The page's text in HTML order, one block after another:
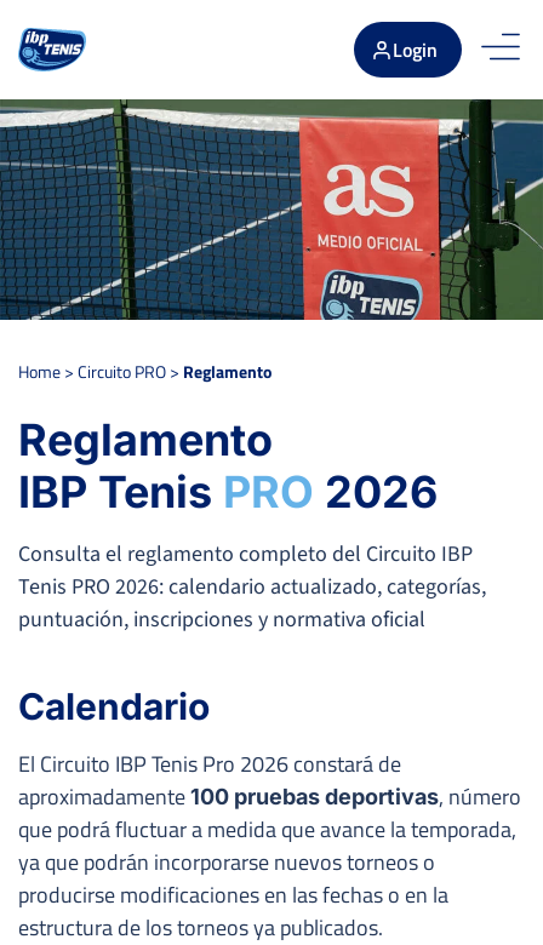
Login
Home>Circuito PRO> Reglamento
Reglamento
IBP Tenis PRO 2026
Consulta el reglamento completo del Circuito IBP
Tenis PRO 2026: calendario actualizado, categorías,
puntuación, inscripciones y normativa oficial
Calendario
El Circuito IBP Tenis Pro 2026 constará de
aproximadamente100 pruebas deportivas, número
que podrá fluctuar a medida que avance la temporada,
ya que podrán incorporarse nuevos torneos o
producirse modificaciones en las fechas o en la
estructura de los torneos ya publicados.